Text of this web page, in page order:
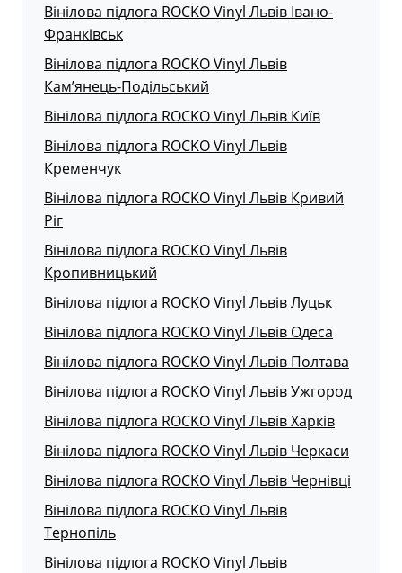
Вінілова підлога ROCKO Vinyl Львів Івано-
Франківськ
Вінілова підлога ROCKO Vinyl Львів
Кам’янець-Подільський
Вінілова підлога ROCKO Vinyl Львів Київ
Вінілова підлога ROCKO Vinyl Львів
Кременчук
Вінілова підлога ROCKO Vinyl Львів Кривий
Ріг
Вінілова підлога ROCKO Vinyl Львів
Кропивницький
Вінілова підлога ROCKO Vinyl Львів Луцьк
Вінілова підлога ROCKO Vinyl Львів Одеса
Вінілова підлога ROCKO Vinyl Львів Полтава
Вінілова підлога ROCKO Vinyl Львів Ужгород
Вінілова підлога ROCKO Vinyl Львів Харків
Вінілова підлога ROCKO Vinyl Львів Черкаси
Вінілова підлога ROCKO Vinyl Львів Чернівці
Вінілова підлога ROCKO Vinyl Львів
Тернопіль
Вінілова підлога ROCKO Vinyl Львів